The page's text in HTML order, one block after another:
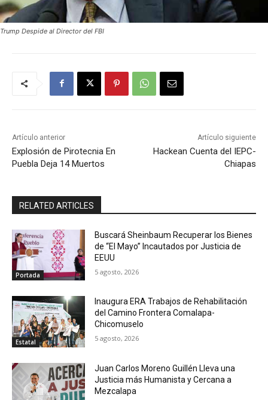
Trump Despide al Director del FBI
Artículo anterior
Explosión de Pirotecnia En
Puebla Deja 14 Muertos
Artículo siguiente
Hackean Cuenta del IEPC-
Chiapas
RELATED ARTICLES
Portada
Buscará Sheinbaum Recuperar los Bienes
de “El Mayo” Incautados por Justicia de
EEUU
5 agosto, 2026
Estatal
Inaugura ERA Trabajos de Rehabilitación
del Camino Frontera Comalapa-
Chicomuselo
5 agosto, 2026
Juan Carlos Moreno Guillén Lleva una
Justicia más Humanista y Cercana a
Mezcalapa